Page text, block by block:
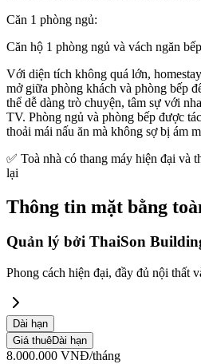
Căn 1 phòng ngủ:
Căn hộ 1 phòng ngủ và vách ngăn
Với diện tích không quá lớn,
mở giữa phòng khách và phòng bếp
thể dễ dàng trò chuyện, tâm sự với
TV. Phòng ngủ và phòng bếp được
thoải mái nấu ăn mà không sợ bị ám
✅ Toà nhà có thang máy hiện đại và
lại
Thông tin mặt bằng
Quản lý bởi ThaiSon
Phong cách hiện đại, đầy đủ nội thất
Dài hạn
Giá thuêDài hạn
8.000.000 VNĐ/tháng